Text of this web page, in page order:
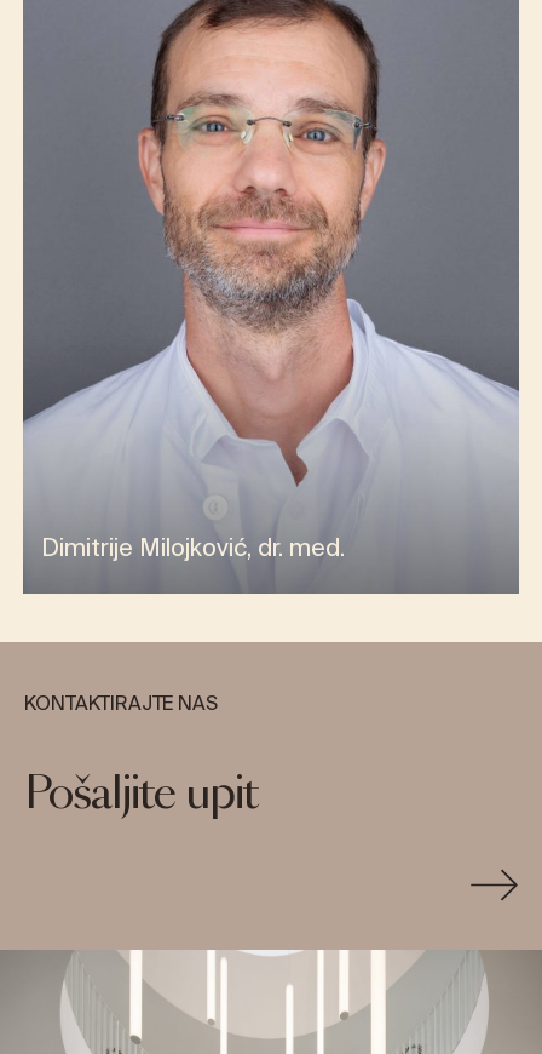
Dimitrije Milojković, dr. med.
KONTAKTIRAJTE NAS
Pošaljite upit